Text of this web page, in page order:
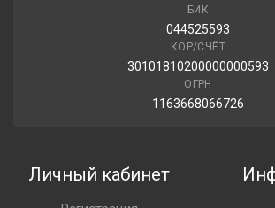
БИК
044525593
КОР/СЧЁТ
30101810200000000593
ОГРН
1163668066726
Личный кабинет